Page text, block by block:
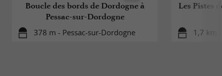
Boucle des bords de Dordogne à
Pessac-sur-Dordogne
378 m - Pessac-sur-Dordogne
Les Pistes
1,7 km